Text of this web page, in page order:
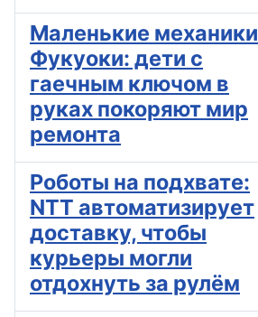
Маленькие механики
Фукуоки: дети с
гаечным ключом в
руках покоряют мир
ремонта
Роботы на подхвате:
NTT автоматизирует
доставку, чтобы
курьеры могли
отдохнуть за рулём